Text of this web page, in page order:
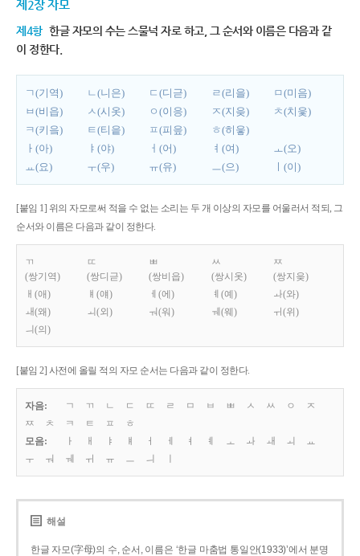
제2장 자모
제4항 한글 자모의 수는 스물넉 자로 하고, 그 순서와 이름은 다음과 같
이 정한다.
ㄱ(기역) ㄴ(니은) ㄷ(디귿) ㄹ(리을)
ㅁ(미음)
ㅂ(비읍)
ㅅ(시옷) ㅇ(이응) ㅈ(지읒)
ㅊ(치읓)
ㅋ(키읔)
ㅌ(티읕) ㅍ(피읖)
ㅎ(히읗)
ㅏ(아)
ㅑ(야) ㅓ(어) ㅕ(여)
ㅗ(오)
ㅛ(요)
ㅜ(우) ㅠ(유) ㅡ(으) ㅣ(이)
[붙임 1] 위의 자모로써 적을 수 없는 소리는 두 개 이상의 자모를 어울러서 적되, 그
순서와 이름은 다음과 같이 정한다.
ㄲ
(쌍기역)
ㄸ
(쌍디귿)
ㅃ
(쌍비읍)
ㅆ
(쌍시옷)
ㅉ
(쌍지읒)
ㅐ(애)
ㅒ(얘) ㅔ(에) ㅖ(예)
ㅘ(와)
ㅙ(왜)
ㅚ(외) ㅝ(워) ㅞ(웨)
ㅟ(위)
ㅢ(의)
[붙임 2] 사전에 올릴 적의 자모 순서는 다음과 같이 정한다.
자음: ㄱ ㄲ ㄴ ㄷ ㄸ ㄹ ㅁ ㅂ ㅃ ㅅ ㅆ ㅇ
ㅈ
ㅉ
ㅊ ㅋ ㅌ ㅍ
ㅎ
모음:
ㅏ ㅐ ㅑ ㅒ ㅓ ㅔ ㅕ ㅖ ㅗ ㅘ ㅙ ㅚ
ㅛ
ㅜ
ㅝ ㅞ ㅟ ㅠ ㅡ ㅢ
해설
한글 자모(字母)의 수, 순서, 이름은 ‘한글 마춤법 통일안(1933)’에서 분명